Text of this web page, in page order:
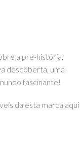
a pré-história.
descoberta, uma
fascinante!
da esta marca aqui